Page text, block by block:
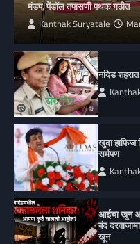
मंडप, पेंडॉल तपासणी पथक गठीत
Kanthak Suryatale
नांदेड
खुदा हाफिज
सर्मपण
आईचा खून
बंद
खून